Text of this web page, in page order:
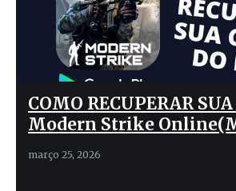
COMO RECUPERAR
Modern Strike
março 25, 2026